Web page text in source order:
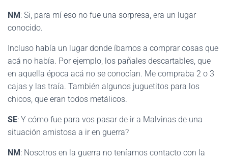
NM: Si, para mí eso no fue una sorpresa, era un lugar
conocido.
Incluso había un lugar donde íbamos a comprar cosas que
acá no había. Por ejemplo, los pañales descartables, que
en aquella época acá no se conocían. Me compraba 2 o 3
cajas y las traía. También algunos juguetitos para los
chicos, que eran todos metálicos.
SE: Y cómo fue para vos pasar de ir a Malvinas de una
situación amistosa a ir en guerra?
NM: Nosotros en la guerra no teníamos contacto con la